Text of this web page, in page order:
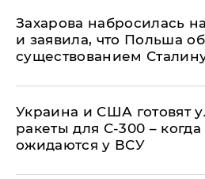
​Захарова набросилась
и заявила, что Польша
существованием
Украина и США готовят
ракеты для С-300 –
ожидаются у ВСУ